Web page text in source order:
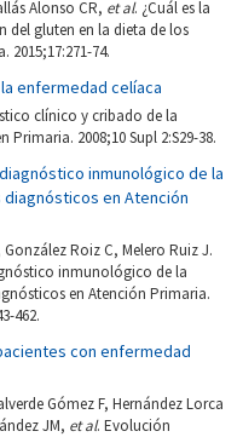
Alonso CR, et al. ¿Cuál es la
del gluten en la dieta de los
2015;17:271-74.
enfermedad celíaca
clínico y cribado de la
2008;10 Supl 2:S29-38.
inmunológico de la
en Atención
Roiz C, Melero Ruiz J.
inmunológico de la
en Atención Primaria.
462.
con enfermedad
Gómez F, Hernández Lorca
JM, et al. Evolución